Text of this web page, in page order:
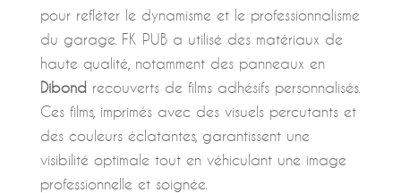
pour refléter le dynamisme et le professionnalisme
du garage. FK PUB a utilisé des matériaux de
haute qualité, notamment des panneaux en
Dibond recouverts de films adhésifs personnalisés.
Ces films, imprimés avec des visuels percutants et
des couleurs éclatantes, garantissent une
visibilité optimale tout en véhiculant une image
professionnelle et soignée.